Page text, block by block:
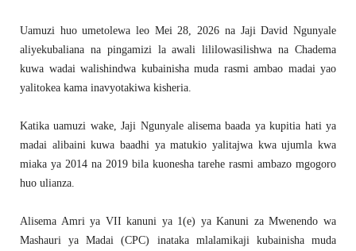
Uamuzi huo umetolewa leo Mei 28, 2026 na Jaji David Ngunyale
aliyekubaliana na pingamizi la awali lililowasilishwa na Chadema
kuwa wadai walishindwa kubainisha muda rasmi ambao madai yao
yalitokea kama inavyotakiwa kisheria.
Katika uamuzi wake, Jaji Ngunyale alisema baada ya kupitia hati ya
madai alibaini kuwa baadhi ya matukio yalitajwa kwa ujumla kwa
miaka ya 2014 na 2019 bila kuonesha tarehe rasmi ambazo mgogoro
huo ulianza.
Alisema Amri ya VII kanuni ya 1(e) ya Kanuni za Mwenendo wa
Mashauri ya Madai (CPC) inataka mlalamikaji kubainisha muda